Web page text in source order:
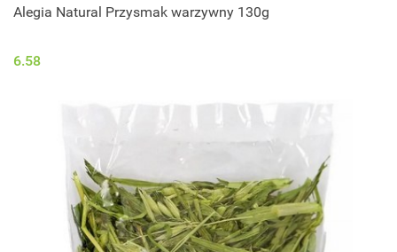
Alegia Natural Przysmak warzywny 130g
6.58